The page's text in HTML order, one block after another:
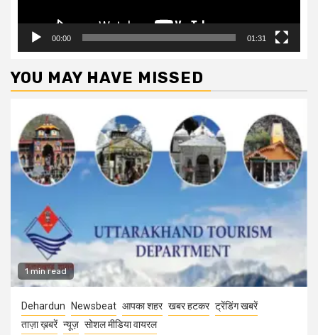
00:00 01:31
YOU MAY HAVE MISSED
1 min read
Dehardun Newsbeat आपका शहर खबर हटकर ट्रेंडिंग खबरें
ताज़ा ख़बरें न्यूज़ सोशल मीडिया वायरल